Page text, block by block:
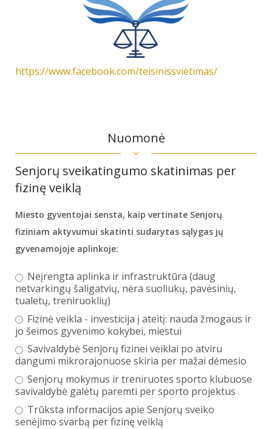
https://www.facebook.com/teisinissvietimas/
Nuomonė
Senjorų sveikatingumo skatinimas per
fizinę veiklą
Miesto gyventojai sensta, kaip vertinate Senjorų
fiziniam aktyvumui skatinti sudarytas sąlygas jų
gyvenamojoje aplinkoje:
Neįrengta aplinka ir infrastruktūra (daug
netvarkingų šaligatvių, nėra suoliukų, pavėsinių,
tualetų, treniruoklių)
Fizinė veikla - investicija į ateitį: nauda žmogaus ir
jo šeimos gyvenimo kokybei, miestui
Savivaldybė Senjorų fizinei veiklai po atviru
dangumi mikrorajonuose skiria per mažai dėmesio
Senjorų mokymus ir treniruotes sporto klubuose
savivaldybė galėtų paremti per sporto projektus
Trūksta informacijos apie Senjorų sveiko
senėjimo svarbą per fizinę veiklą